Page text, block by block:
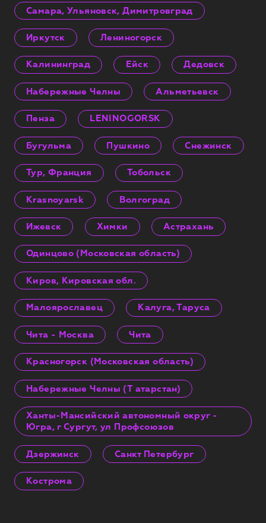
Самара, Ульяновск, Димитровград
Иркутск Лениногорск
Калининград Ейск Дедовск
Набережные Челны Альметьевск
Пенза LENINOGORSK
Бугульма Пушкино Снежинск
Тур, Франция Тобольск
Krasnoyarsk Волгоград
Ижевск Химки Астрахань
Одинцово (Московская область)
Киров, Кировская обл.
Малоярославец Калуга, Таруса
Чита - Москва Чита
Красногорск (Московская область)
Набережные Челны (Т атарстан)
Ханты-Мансийский автономный округ -
Югра, г Сургут, ул Профсоюзов
Дзержинск Санкт Петербург
Кострома